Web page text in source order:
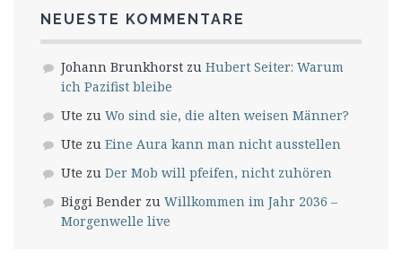
NEUESTE KOMMENTARE
Johann Brunkhorst zu Hubert Seiter: Warum
ich Pazifist bleibe
Ute zu Wo sind sie, die alten weisen Männer?
Ute zu Eine Aura kann man nicht ausstellen
Ute zu Der Mob will pfeifen, nicht zuhören
Biggi Bender zu Willkommen im Jahr 2036 –
Morgenwelle live